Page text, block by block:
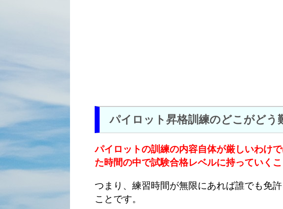
パイロット昇格訓練のどこがどう
パイロットの訓練の内容自体が厳しいわけ
た時間の中で試験合格レベルに持っていく
つまり、練習時間が無限にあれば誰でも免
ことです。